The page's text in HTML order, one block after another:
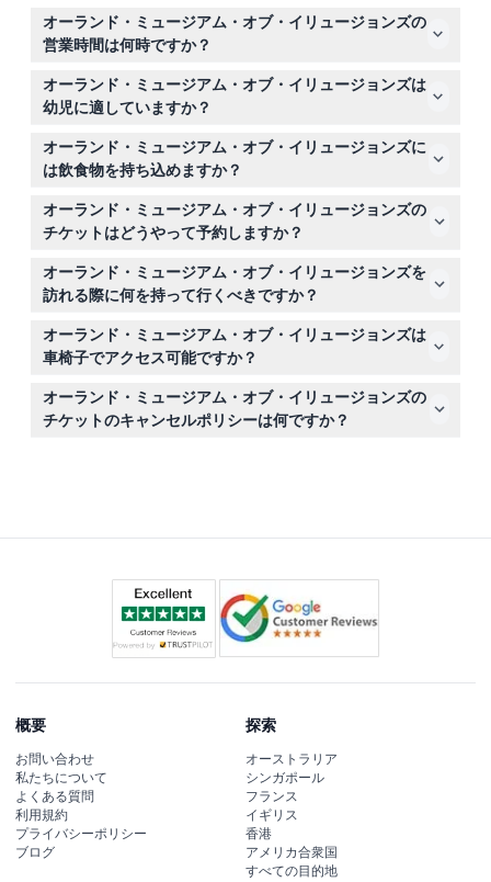
オーランド・ミュージアム・オブ・イリュージョンズの
営業時間は何時ですか？
ミュージアムは日曜日は午前11時から午後7時まで、月曜
日から木曜日は午後12時から午後7時まで、金曜日は午後
12時から午後9時まで、土曜日は午前11時から午後9時まで
営業しており、最終入場は閉館の1時間前です（変更の可
能性があるため、ご予約時にご確認ください）。
オーランド・ミュージアム・オブ・イリュージョンズは
幼児に適していますか？
0歳から2歳の子供は無料で入場できますが、0歳から15歳
の子供は有料の大人の同伴が必要です。13歳以上の来館者
は大人料金が適用されます。
オーランド・ミュージアム・オブ・イリュージョンズに
は飲食物を持ち込めますか？
館内への飲食物の持ち込みは禁止されていますので、ご来
館前後にスナックなどをお楽しみください。
オーランド・ミュージアム・オブ・イリュージョンズの
チケットはどうやって予約しますか？
このウェブサイト上で簡単にチケットをご予約いただけま
す。空き状況の確認や希望の入場時間の選択も可能です。
オーランド・ミュージアム・オブ・イリュージョンズを
訪れる際に何を持って行くべきですか？
スマートフォンやカメラを持参して、ユニークな錯覚や写
真スポットを撮影してください。また、インタラクティブ
な体験のために快適な服装でお越しください。
オーランド・ミュージアム・オブ・イリュージョンズは
車椅子でアクセス可能ですか？
はい、ミュージアムは車椅子でアクセス可能で、全ての方
が展示を楽しめるようになっています。
オーランド・ミュージアム・オブ・イリュージョンズの
チケットのキャンセルポリシーは何ですか？
概要
お問い合わせ
私たちについて
よくある質問
利用規約
プライバシーポリシー
ブログ
探索
オーストラリア
シンガポール
フランス
イギリス
香港
アメリカ合衆国
すべての目的地